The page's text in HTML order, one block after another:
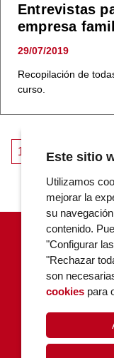
Entrevistas
empresa
29/07/2019
Recopilación de
curso.
NAVEGACIÓN
ENTRADAS
Page
1 PagePage
3 Next
Este sitio
Utilizamos
mejorar la
su
contenido.
"Configurar
"Rechazar
son
cookies para